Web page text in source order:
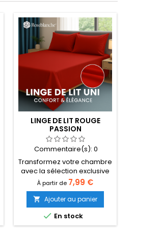
LINGE DE LIT ROUGE
PASSION
Commentaire(s): 0
Transformez votre chambre
avec la sélection exclusive
de Roseblanche ! Que votre
lit soit une place, deux
places ou king size, trouvez
le linge de lit parfait alliant
douceur, élégance et
qualité. Des collections
À partir de Prix
7,99 €
 Ajouter au panier
 En stock